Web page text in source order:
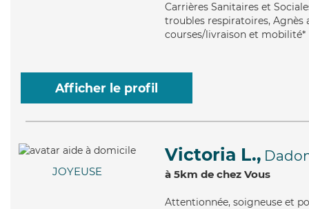
Carrières Sanitaires et
troubles respiratoires, Agnès
courses/livraison et mobilité*
Afficher le profil
JOYEUSE
Victoria L.,
à 5km de chez Vous
Attentionnée, soigneuse et